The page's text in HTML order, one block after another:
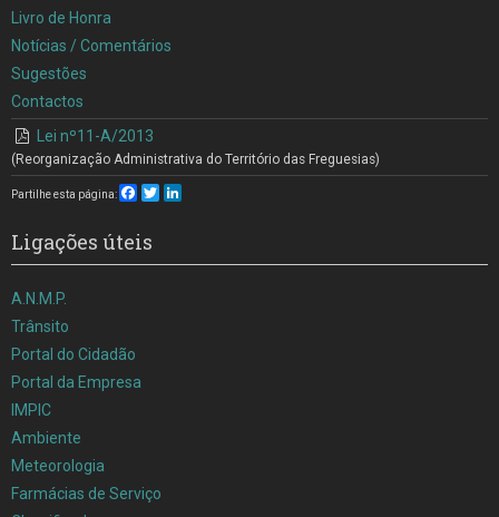
Livro de Honra
Notícias / Comentários
Sugestões
Contactos
Lei nº11-A/2013
(Reorganização Administrativa do Território das Freguesias)
Partilhe esta página: Facebook
Twitter
Ligações úteis
A.N.M.P.
Trânsito
Portal do Cidadão
Portal da Empresa
IMPIC
Ambiente
Meteorologia
Farmácias de Serviço